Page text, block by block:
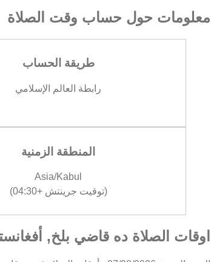
معلومات حول حساب وقت الصلاة
طريقة الحساب
رابطة العالم الإسلامي
المنطقة الزمنية
Asia/Kabul
(توقيت جرينتش +04:30)
اوقات الصلاة ده قاضي بلخ,